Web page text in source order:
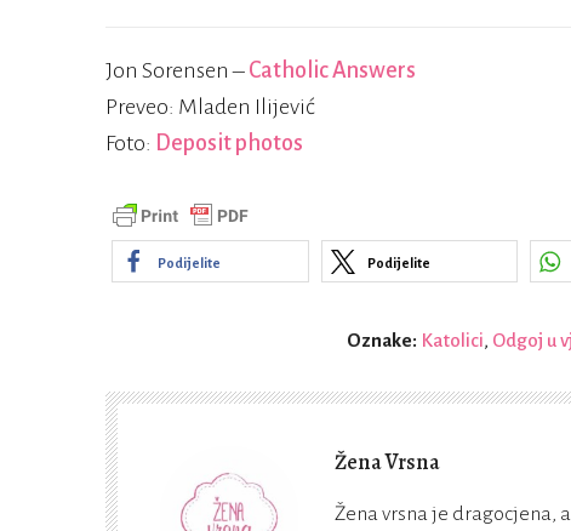
Jon Sorensen – Catholic Answers
Preveo: Mladen Ilijević
Foto: Deposit photos
Podijelite Podijelite
Oznake: Katolici, Odgoj u
Žena Vrsna
Žena vrsna je dragocjena,